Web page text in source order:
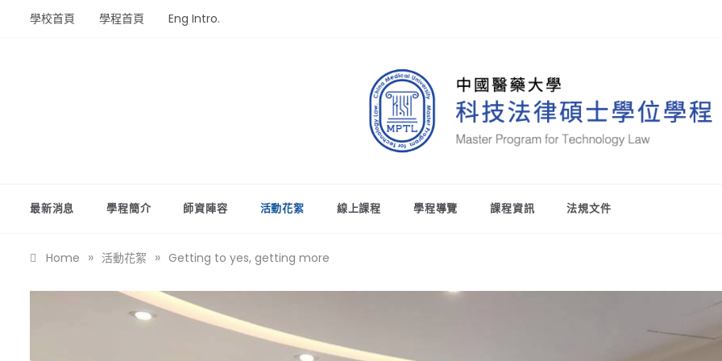
學校首頁 學程首頁 Eng Intro.
最新消息 學程簡介 師資陣容 活動花絮 線上課程 學程導覽 課程資訊 法規文件
Home » 活動花絮 » Getting to yes, getting more